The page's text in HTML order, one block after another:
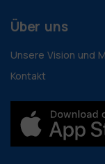
Über uns
Unsere Vision und
Kontakt